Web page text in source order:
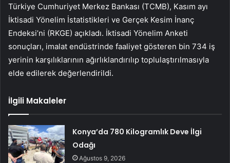
Türkiye Cumhuriyet Merkez Bankası (TCMB), Kasım ayı
İktisadi Yönelim İstatistikleri ve Gerçek Kesim İnanç
Endeksi’ni (RKGE) açıkladı. İktisadi Yönelim Anketi
sonuçları, imalat endüstrinde faaliyet gösteren bin 734 iş
yerinin karşılıklarının ağırlıklandırılıp toplulaştırılmasıyla
elde edilerek değerlendirildi.
İlgili Makaleler
Konya’da 780 Kilogramlık Deve İlgi
Odağı
Ağustos 9, 2026